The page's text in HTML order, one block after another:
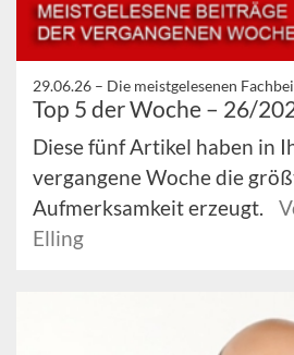
29.06.26 – Die meistgelesenen
Top 5 der Woche – 26/
Diese fünf Artikel haben in
vergangene Woche die
Aufmerksamkeit erzeugt.
Elling